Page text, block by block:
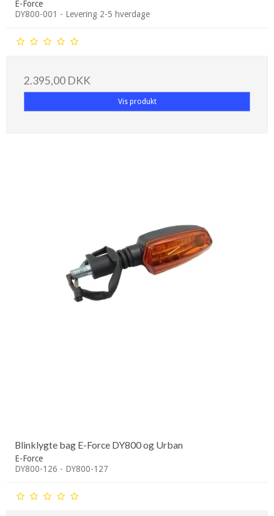
E-Force
DY800-001 - Levering 2-5 hverdage
2.395,00 DKK
Vis produkt
Blinklygte bag E-Force DY800 og Urban
E-Force
DY800-126 - DY800-127